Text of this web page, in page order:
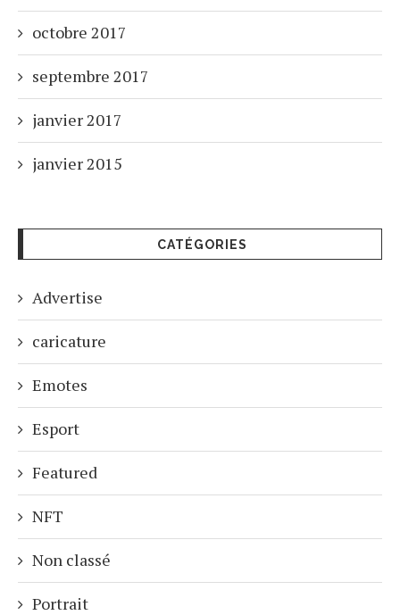
octobre 2017
septembre 2017
janvier 2017
janvier 2015
CATÉGORIES
Advertise
caricature
Emotes
Esport
Featured
NFT
Non classé
Portrait